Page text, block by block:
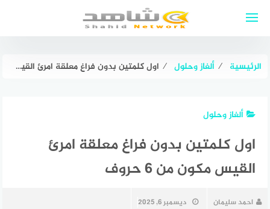
الرئيسية ⁄ ألغاز وحلول ⁄ اول كلمتين بدون فراغ معلقة امرئ القيس مكون من 6 حروف
ألغاز وحلول
اول كلمتين بدون فراغ معلقة امرئ
القيس مكون من 6 حروف
احمد سليمان ديسمبر 6, 2025